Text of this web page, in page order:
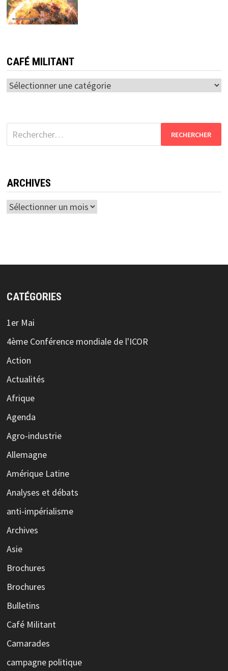
CAFÉ MILITANT
Café
Rechercher :
ARCHIVES
Archives
CATÉGORIES
1er Mai
4ème Conférence mondiale de l'ICOR
Action
Actualités
Afrique
Agenda
Agro-industrie
Allemagne
Amérique Latine
Analyses et débats
anti-impérialisme
Archives
Asie
Brochures
Brochures
Bulletins
Café Militant
Camarades
campagne politique